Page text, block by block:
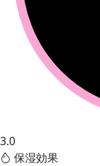
3.0
保湿効果